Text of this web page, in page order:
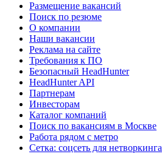
Размещение вакансий
Поиск по резюме
О компании
Наши вакансии
Реклама на сайте
Требования к ПО
Безопасный HeadHunter
HeadHunter API
Партнерам
Инвесторам
Каталог компаний
Поиск по вакансиям в Москве
Работа рядом с метро
Сетка: соцсеть для нетворкинга